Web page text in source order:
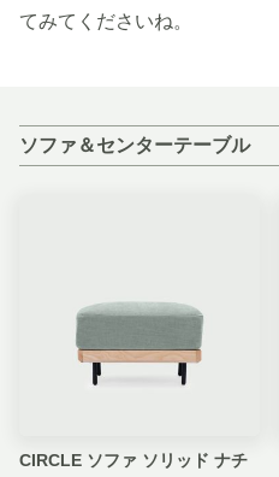
てみてくださいね。
ソファ＆センターテーブル
CIRCLE ソファ ソリッド ナチ